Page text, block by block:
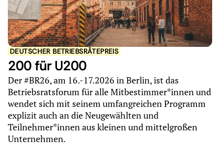
DEUTSCHER BETRIEBSRÄTEPREIS
200 für U200
Der #BR26, am 16.-17.2026 in Berlin, ist das
Betriebsratsforum für alle Mitbestimmer*innen und
wendet sich mit seinem umfangreichen Programm
explizit auch an die Neugewählten und
Teilnehmer*innen aus kleinen und mittelgroßen
Unternehmen.